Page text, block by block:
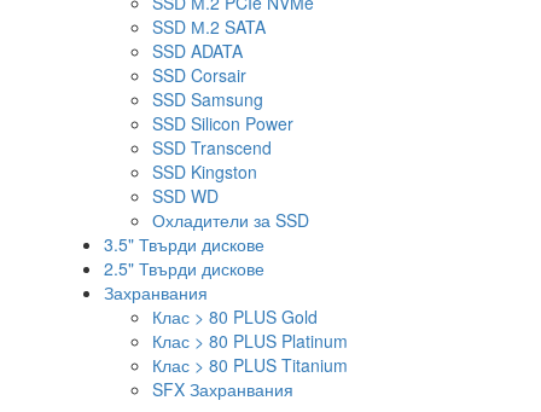
SSD М.2 SATA
SSD ADATA
SSD Corsair
SSD Samsung
SSD Silicon Power
SSD Transcend
SSD Kingston
SSD WD
Охладители за SSD
3.5" Твърди дискове
2.5" Твърди дискове
Захранвания
Клас > 80 PLUS Gold
Клас > 80 PLUS Platinum
Клас > 80 PLUS Titanium
SFX Захранвания